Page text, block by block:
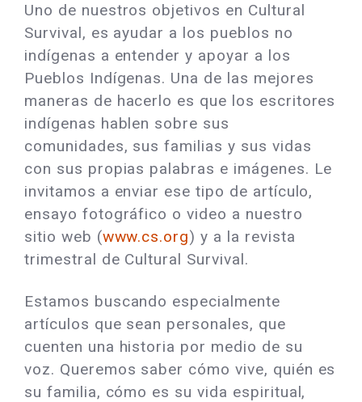
Uno de nuestros objetivos en Cultural
Survival, es ayudar a los pueblos no
indígenas a entender y apoyar a los
Pueblos Indígenas. Una de las mejores
maneras de hacerlo es que los escritores
indígenas hablen sobre sus
comunidades, sus familias y sus vidas
con sus propias palabras e imágenes. Le
invitamos a enviar ese tipo de artículo,
ensayo fotográfico o video a nuestro
sitio web (www.cs.org) y a la revista
trimestral de Cultural Survival.
Estamos buscando especialmente
artículos que sean personales, que
cuenten una historia por medio de su
voz. Queremos saber cómo vive, quién es
su familia, cómo es su vida espiritual,